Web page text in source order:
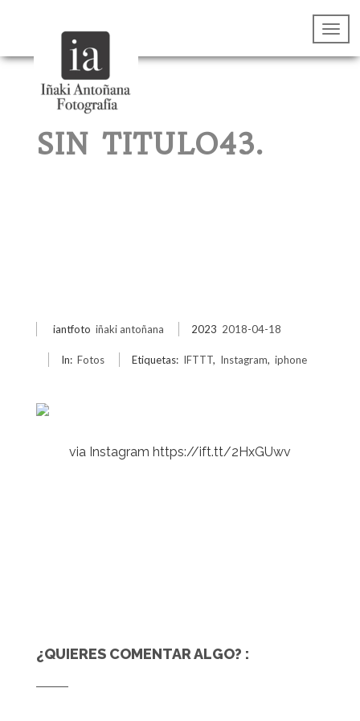
SIN TITULO43.
iantfoto iñaki antoñana 2023 2018-04-18
In: Fotos Etiquetas: IFTTT, Instagram, iphone
via Instagram https://ift.tt/2HxGUwv
¿QUIERES COMENTAR ALGO? :